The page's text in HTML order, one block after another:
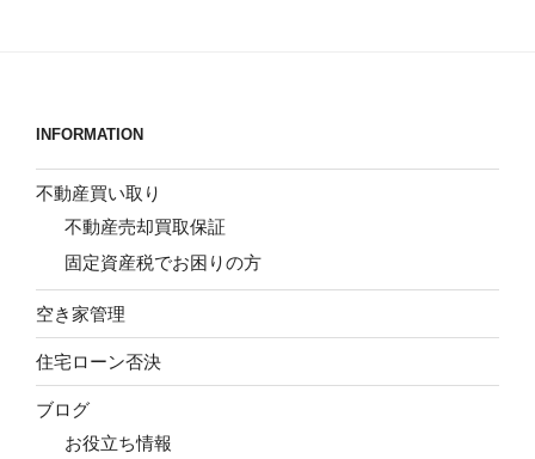
INFORMATION
不動産買い取り
不動産売却買取保証
固定資産税でお困りの方
空き家管理
住宅ローン否決
ブログ
お役立ち情報